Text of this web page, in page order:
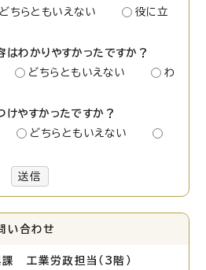
どちらともいえない
役に立
はわかりやすかったですか？
どちらともいえない
わ
けやすかったですか？
どちらともいえない
送信
い合わせ
工業労政担当（3階）